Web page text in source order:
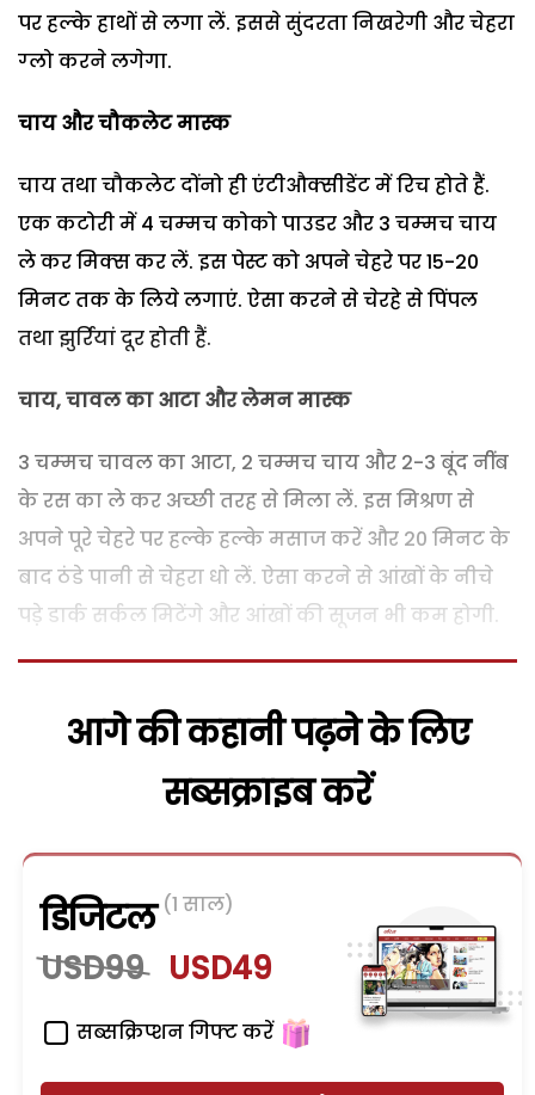
पर हल्‍के हाथों से लगा लें. इससे सुंदरता निखरेगी और चेहरा
ग्‍लो करने लगेगा.
चाय और चौकलेट मास्‍क
चाय तथा चौकलेट दोंनो ही एंटीऔक्‍सीडेंट में रिच होते हैं.
एक कटोरी में 4 चम्‍मच कोको पाउडर और 3 चम्‍मच चाय
ले कर मिक्‍स कर लें. इस पेस्‍ट को अपने चेहरे पर 15-20
मिनट तक के लिये लगाएं. ऐसा करने से चेरहे से पिंपल
तथा झुर्रियां दूर होती हैं.
चाय,चावल का आटा और लेमन मास्‍क
3 चम्‍मच चावल का आटा, 2 चम्‍मच चाय और 2-3 बूंद नींब
के रस का ले कर अच्‍छी तरह से मिला लें. इस मिश्रण से
अपने पूरे चेहरे पर हल्‍के हल्‍के मसाज करें और 20 मिनट के
बाद ठंडे पानी से चेहरा धो लें. ऐसा करने से आंखों के नीचे
पडे़ डार्क सर्कल मिटेंगे और आंखों की सूजन भी कम होगी.
आगे की कहानी पढ़ने के लिए
सब्सक्राइब करें
डिजिटल (1 साल)
USD99 USD49
सब्सक्रिप्शन गिफ्ट करें